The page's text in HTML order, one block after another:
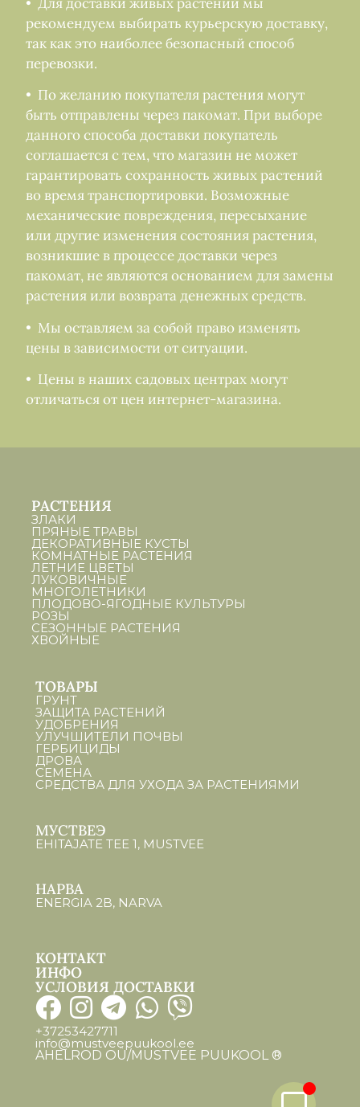
рекомендуем выбирать курьерскую доставку,
так как это наиболее безопасный способ
перевозки.
• По желанию покупателя растения могут
быть отправлены через пакомат. При выборе
данного способа доставки покупатель
соглашается с тем, что магазин не может
гарантировать сохранность живых растений
во время транспортировки. Возможные
механические повреждения, пересыхание
или другие изменения состояния растения,
возникшие в процессе доставки через
пакомат, не являются основанием для замены
растения или возврата денежных средств.
• Мы оставляем за собой право изменять
цены в зависимости от ситуации.
• Цены в наших садовых центрах могут
отличаться от цен интернет-магазина.
РАСТЕНИЯ
ЗЛАКИ
ПРЯНЫЕ ТРАВЫ
ДЕКОРАТИВНЫЕ КУСТЫ
КОМНАТНЫЕ РАСТЕНИЯ
ЛЕТНИЕ ЦВЕТЫ
ЛУКОВИЧНЫЕ
МНОГОЛЕТНИКИ
ПЛОДОВО-ЯГОДНЫЕ КУЛЬТУРЫ
РОЗЫ
СЕЗОННЫЕ РАСТЕНИЯ
ХВОЙНЫЕ
ТОВАРЫ
ГРУНТ
ЗАЩИТА РАСТЕНИЙ
УДОБРЕНИЯ
УЛУЧШИТЕЛИ ПОЧВЫ
ГЕРБИЦИДЫ
ДРОВА
СЕМЕНА
СРЕДСТВА ДЛЯ УХОДА ЗА РАСТЕНИЯМИ
МУСТВЕЭ
EHITAJATE TEE 1, MUSTVEE
НАРВА
ENERGIA 2B, NARVA
КОНТАКТ
ИНФО
УСЛОВИЯ ДОСТАВКИ
+37253427711
info@mustveepuukool.ee
AHELROD OÜ/MUSTVEE PUUKOOL ®